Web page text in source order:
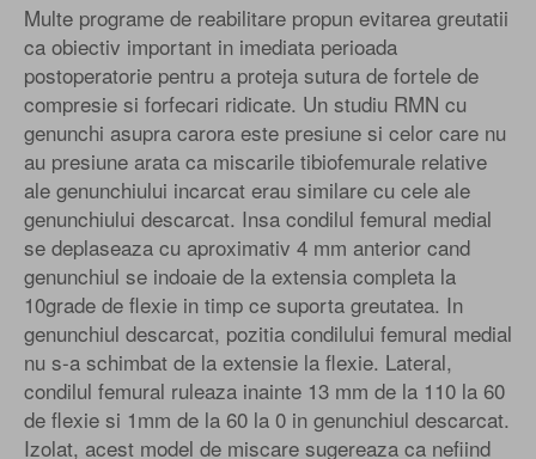
Multe programe de reabilitare propun evitarea greutatii
ca obiectiv important in imediata perioada
postoperatorie pentru a proteja sutura de fortele de
compresie si forfecari ridicate. Un studiu RMN cu
genunchi asupra carora este presiune si celor care nu
au presiune arata ca miscarile tibiofemurale relative
ale genunchiului incarcat erau similare cu cele ale
genunchiului descarcat. Insa condilul femural medial
se deplaseaza cu aproximativ 4 mm anterior cand
genunchiul se indoaie de la extensia completa la
10grade de flexie in timp ce suporta greutatea. In
genunchiul descarcat, pozitia condilului femural medial
nu s-a schimbat de la extensie la flexie. Lateral,
condilul femural ruleaza inainte 13 mm de la 110 la 60
de flexie si 1mm de la 60 la 0 in genunchiul descarcat.
Izolat, acest model de miscare sugereaza ca nefiind